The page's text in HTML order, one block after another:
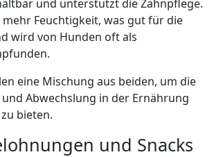
und unterstützt die Zahnpflege.
Feuchtigkeit, was gut für die
wird von Hunden oft als
eine Mischung aus beiden, um die
Abwechslung in der Ernährung
zu bieten.
und Snacks